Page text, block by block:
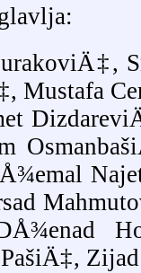
Mustafa